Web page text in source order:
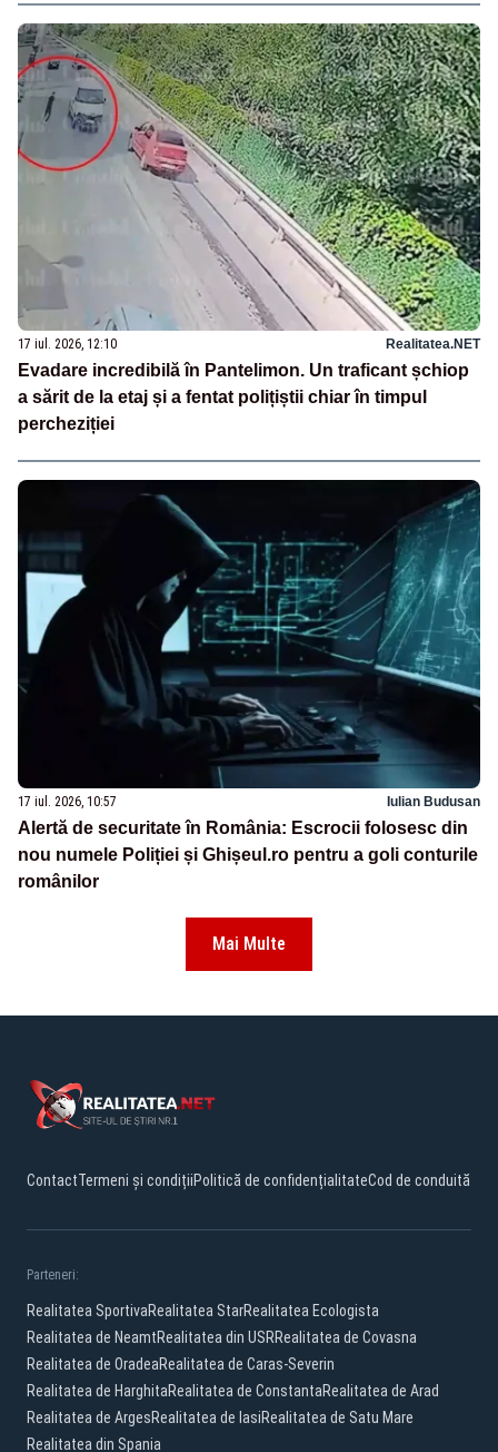
17 iul. 2026, 12:10 Realitatea.NET
Evadare incredibilă în Pantelimon. Un traficant șchiop
a sărit de la etaj și a fentat polițiștii chiar în timpul
percheziției
17 iul. 2026, 10:57 Iulian Budusan
Alertă de securitate în România: Escrocii folosesc din
nou numele Poliției și Ghișeul.ro pentru a goli conturile
românilor
Mai Multe
ContactTermeni și condițiiPolitică de confidențialitateCod de conduită
Parteneri:
Realitatea SportivaRealitatea StarRealitatea Ecologista
Realitatea de NeamtRealitatea din USRRealitatea de Covasna
Realitatea de OradeaRealitatea de Caras-Severin
Realitatea de HarghitaRealitatea de ConstantaRealitatea de Arad
Realitatea de ArgesRealitatea de IasiRealitatea de Satu Mare
Realitatea din Spania